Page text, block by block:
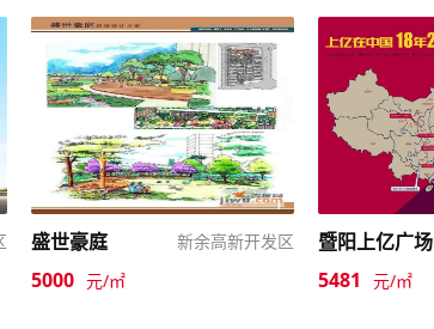
盛世豪庭 新余高新开发区
5000 元/㎡
暨阳上亿广场
5481 元/㎡